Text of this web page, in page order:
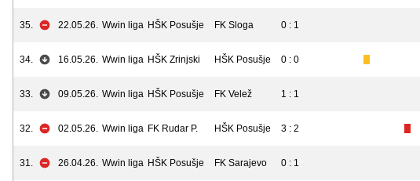
35. 22.05.26. Wwin liga HŠK Posušje FK Sloga 0 : 1
34. 16.05.26. Wwin liga HŠK Zrinjski HŠK Posušje 0 : 0
33. 09.05.26. Wwin liga HŠK Posušje FK Velež 1 : 1
32. 02.05.26. Wwin liga FK Rudar P. HŠK Posušje 3 : 2
31. 26.04.26. Wwin liga HŠK Posušje FK Sarajevo 0 : 1